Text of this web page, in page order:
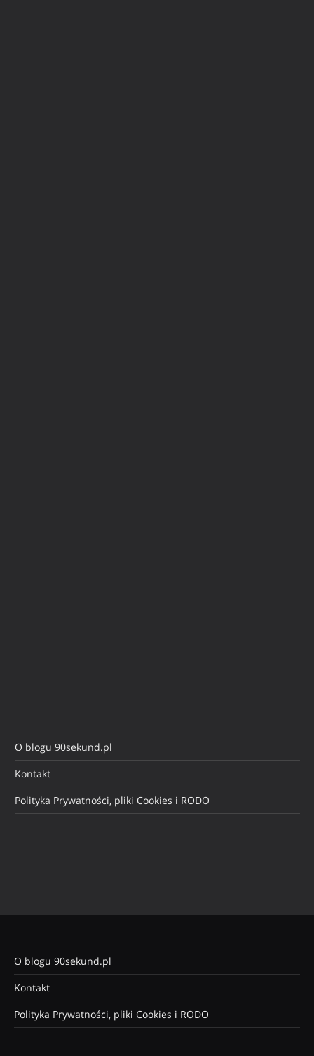
O blogu 90sekund.pl
Kontakt
Polityka Prywatności, pliki Cookies i RODO
O blogu 90sekund.pl
Kontakt
Polityka Prywatności, pliki Cookies i RODO